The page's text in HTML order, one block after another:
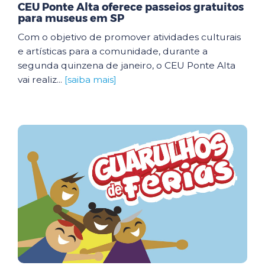
CEU Ponte Alta oferece passeios gratuitos
para museus em SP
Com o objetivo de promover atividades culturais
e artísticas para a comunidade, durante a
segunda quinzena de janeiro, o CEU Ponte Alta
vai realiz... [saiba mais]